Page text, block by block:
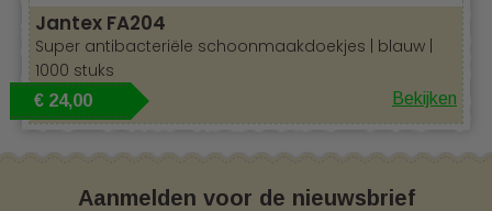
Jantex FA204
Super antibacteriële schoonmaakdoekjes | blauw |
1000 stuks
€ 24,00 Bekijken
Aanmelden voor de nieuwsbrief